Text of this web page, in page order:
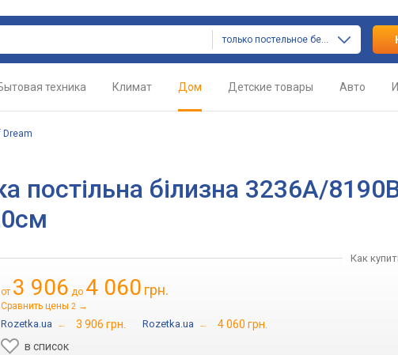
только постельное белье
техника Климат Дом Детские товары Авто
Dream
постільна білизна 3236А/
Как
от 3 906 до 4 060 грн.
Сравнить цены 2 →
Rozetka.ua → 3 906 грн. Rozetka.ua →
4 060 грн.
в список